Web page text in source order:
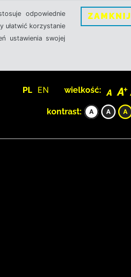
odpowiednie
ułatwić korzystanie
ustawienia swojej
ZAMKNIJ
PL EN wielkość:
kontrast: